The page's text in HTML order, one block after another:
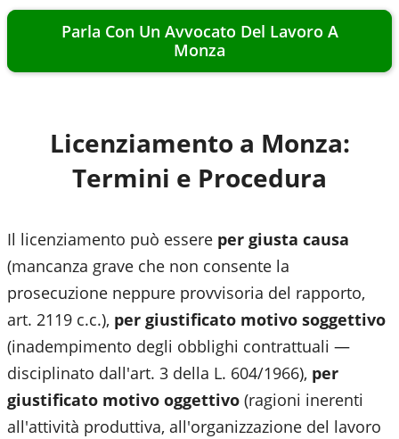
Parla Con Un Avvocato Del Lavoro A
Monza
Licenziamento a Monza:
Termini e Procedura
Il licenziamento può essere per giusta causa
(mancanza grave che non consente la
prosecuzione neppure provvisoria del rapporto,
art. 2119 c.c.), per giustificato motivo soggettivo
(inadempimento degli obblighi contrattuali —
disciplinato dall'art. 3 della L. 604/1966), per
giustificato motivo oggettivo (ragioni inerenti
all'attività produttiva, all'organizzazione del lavoro